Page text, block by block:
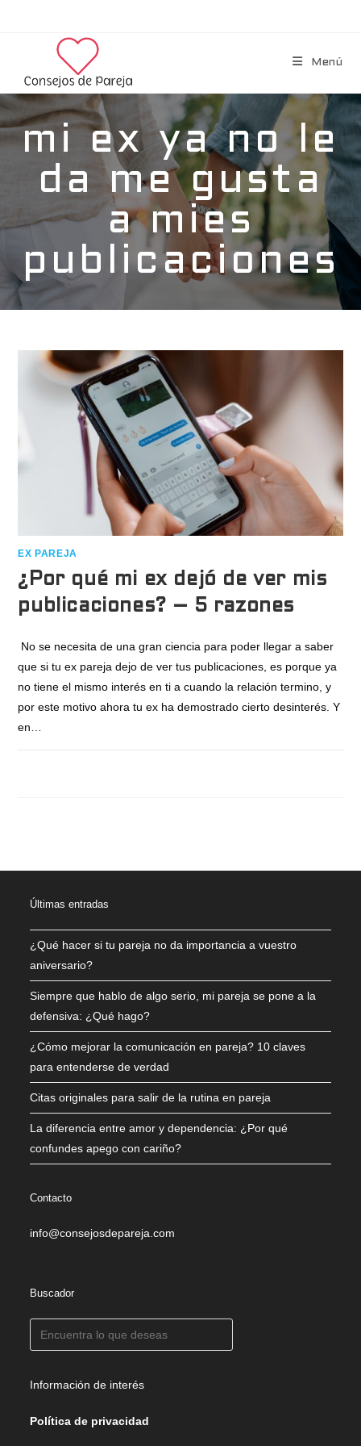
Menú
mi ex ya no le
da me gusta
a mies
publicaciones
EX PAREJA
¿Por qué mi ex dejó de ver mis
publicaciones? – 5 razones
No se necesita de una gran ciencia para poder llegar a saber
que si tu ex pareja dejo de ver tus publicaciones, es porque ya
no tiene el mismo interés en ti a cuando la relación termino, y
por este motivo ahora tu ex ha demostrado cierto desinterés. Y
en…
Últimas entradas
¿Qué hacer si tu pareja no da importancia a vuestro
aniversario?
Siempre que hablo de algo serio, mi pareja se pone a la
defensiva: ¿Qué hago?
¿Cómo mejorar la comunicación en pareja? 10 claves
para entenderse de verdad
Citas originales para salir de la rutina en pareja
La diferencia entre amor y dependencia: ¿Por qué
confundes apego con cariño?
Contacto
info@consejosdepareja.com
Buscador
Información de interés
Política de privacidad